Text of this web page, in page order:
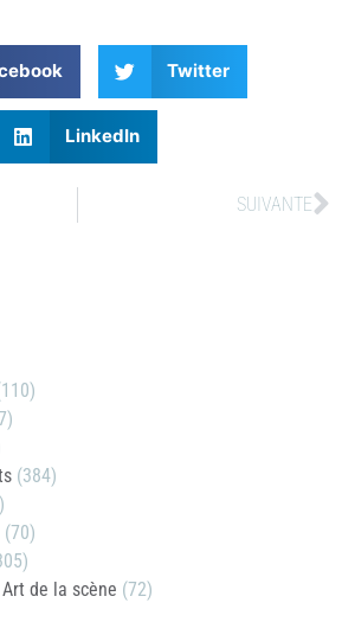
Twitter
LinkedIn
SUIVANTE
(384)
(70)
de la scène (72)